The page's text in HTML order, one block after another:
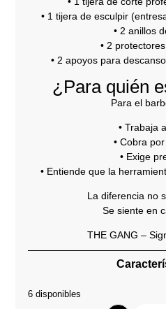
• 1 tijera de esculpir
• 2 anillos
• 2
• 2 apoyos para
¿Para quién
Para el
• Trabaja
• Cobra
• Exige
• Entiende que la
La diferencia no
Se siente en
THE GANG –
6 disponibles